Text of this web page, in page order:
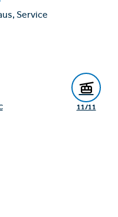
11/11
Service